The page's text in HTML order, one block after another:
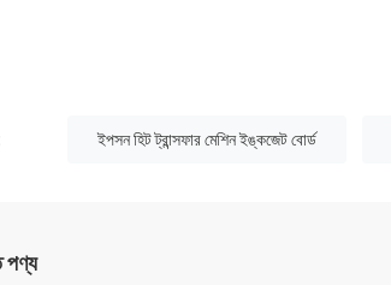
ইপসন হিট ট্রান্সফার মেশিন ইঙ্কজেট বোর্ড
পণ্য